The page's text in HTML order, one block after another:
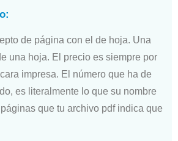
de página con el de hoja. Una
una hoja. El precio es siempre por
impresa. El número que ha de
es literalmente lo que su nombre
que tu archivo pdf indica que